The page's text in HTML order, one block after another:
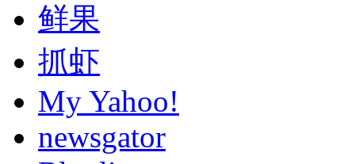
鲜果
抓虾
My Yahoo!
newsgator